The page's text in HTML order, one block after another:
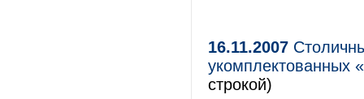
16.11.2007
укомплектованных
строкой)